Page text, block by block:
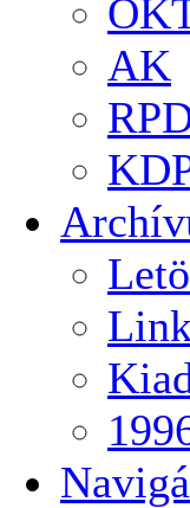
AK